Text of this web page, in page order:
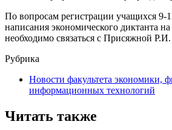
По вопросам регистрации учащихся 9-
написания экономического диктанта
необходимо связаться с Присяжной
Рубрика
Новости факультета экономики,
информационных технологий
Читать также